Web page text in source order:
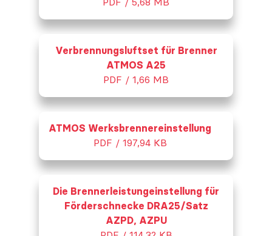
Verbrennungsluftset für Brenner
ATMOS A25
PDF / 1,66 MB
ATMOS Werksbrennereinstellung
PDF / 197,94 KB
Die Brennerleistungeinstellung für
Förderschnecke DRA25/Satz
AZPD, AZPU